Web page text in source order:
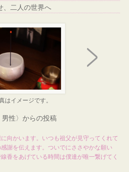
、二人の世界へ
はイメージです。
男性〉からの投稿
向かいます。いつも祖父が見守ってくれて
謝を伝えます。ついでにささやかな願い
香をあげている時間は僕達が唯一繋げてく